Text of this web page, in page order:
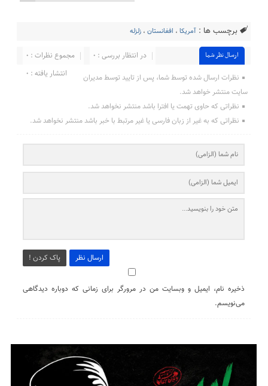
برچسب ها : آمریکا ، افغانستان ،زلزله
ارسال نظر شما مجموع نظرات : 0
در انتظار بررسی : 0
انتشار یافته : ۰
نظرات ارسال شده توسط شما، پس از تایید توسط مدیران
سایت منتشر خواهد شد.
نظراتی که حاوی تهمت یا افترا باشد منتشر نخواهد شد.
نظراتی که به غیر از زبان فارسی یا غیر مرتبط با خبر باشد منتشر نخواهد شد.
ارسال نظر پاک کردن !
ذخیره نام، ایمیل و وبسایت من در مرورگر برای زمانی که دوباره دیدگاهی
می‌نویسم.